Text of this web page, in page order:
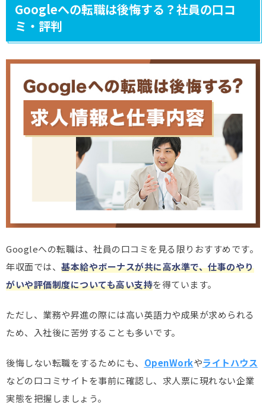
Googleへの転職は後悔する？社員の口コ
ミ・評判
Googleへの転職は、社員の口コミを見る限りおすすめです。
年収面では、 基本給やボーナスが共に高水準で、仕事のやり
がいや評価制度についても高い支持を得ています。
ただし、業務や昇進の際には高い英語力や成果が求められる
ため、入社後に苦労することも多いです。
後悔しない転職をするためにも、 OpenWorkやライトハウス
などの口コミサイトを事前に確認し、求人票に現れない企業
実態を把握しましょう。